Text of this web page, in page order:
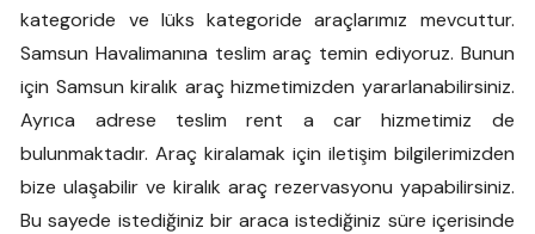
kategoride ve lüks kategoride araçlarımız mevcuttur.
Samsun Havalimanına teslim araç temin ediyoruz. Bunun
için Samsun kiralık araç hizmetimizden yararlanabilirsiniz.
Ayrıca adrese teslim rent a car hizmetimiz de
bulunmaktadır. Araç kiralamak için iletişim bilgilerimizden
bize ulaşabilir ve kiralık araç rezervasyonu yapabilirsiniz.
Bu sayede istediğiniz bir araca istediğiniz süre içerisinde